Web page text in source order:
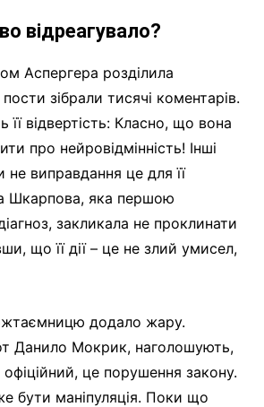
відреагувало?
Аспергера розділила
пости зібрали тисячі коментарів.
її відвертість: Класно, що вона
про нейровідмінність! Інші
не виправдання це для її
Шкарпова, яка першою
закликала не проклинати
що її дії – це не злий умисел,
додало жару.
Данило Мокрик, наголошують,
це порушення закону.
бути маніпуляція. Поки що